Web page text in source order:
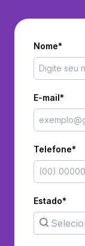
Nome*
E-mail*
Telefone*
Estado*